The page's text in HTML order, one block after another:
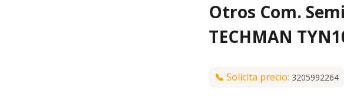
Otros Com.
TECHMAN
📞 Solicita precio: 3205992264